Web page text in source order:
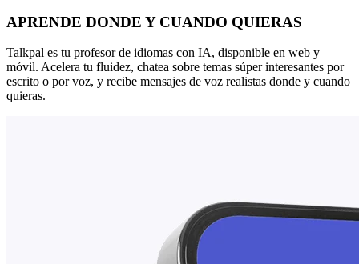
APRENDE DONDE Y CUANDO QUIERAS
Talkpal es tu profesor de idiomas con IA, disponible en web y
móvil. Acelera tu fluidez, chatea sobre temas súper interesantes por
escrito o por voz, y recibe mensajes de voz realistas donde y cuando
quieras.